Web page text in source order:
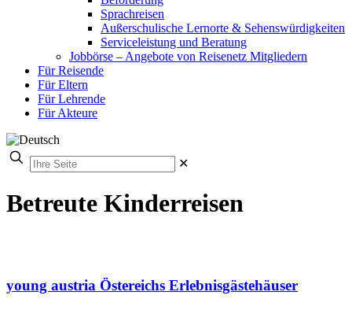
Sprachreisen
Außerschulische Lernorte & Sehenswürdigkeiten
Serviceleistung und Beratung
Jobbörse – Angebote von Reisenetz Mitgliedern
Für Reisende
Für Eltern
Für Lehrende
Für Akteure
✕
Betreute Kinderreisen
young austria Östereichs Erlebnisgästehäuser